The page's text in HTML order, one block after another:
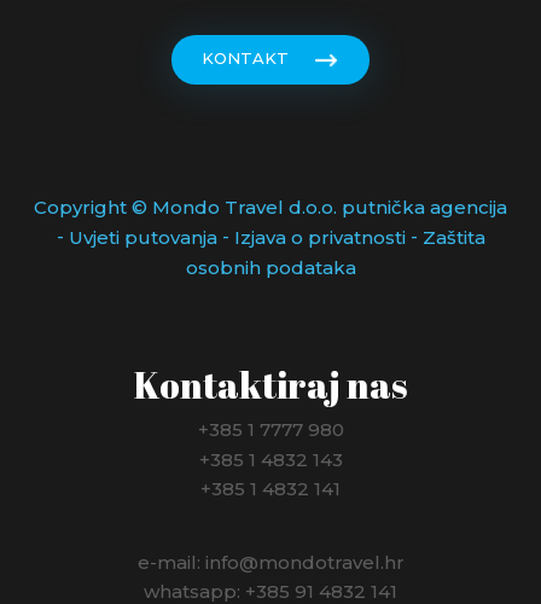
KONTAKT
Copyright © Mondo Travel d.o.o. putnička agencija
- Uvjeti putovanja- Izjava o privatnosti- Zaštita
osobnih podataka
Kontaktiraj nas
+385 1 7777 980
+385 1 4832 143
+385 1 4832 141
e-mail: info@mondotravel.hr
whatsapp: +385 91 4832 141